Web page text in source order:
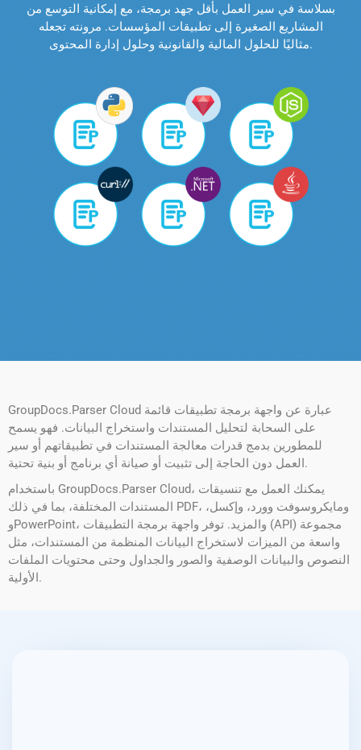
بسلاسة في سير العمل بأقل جهد برمجة، مع إمكانية التوسع من
المشاريع الصغيرة إلى تطبيقات المؤسسات. مرونته تجعله
مثاليًا للحلول المالية والقانونية وحلول إدارة المحتوى.
GroupDocs.Parser Cloud عبارة عن واجهة برمجة تطبيقات قائمة
على السحابة لتحليل المستندات واستخراج البيانات. فهو يسمح
للمطورين بدمج قدرات معالجة المستندات في تطبيقاتهم أو سير
العمل دون الحاجة إلى تثبيت أو صيانة أي برنامج أو بنية تحتية.
باستخدام GroupDocs.Parser Cloud، يمكنك العمل مع تنسيقات
المستندات المختلفة، بما في ذلك PDF، ومايكروسوفت وورد، وإكسل،
وPowerPoint، والمزيد. توفر واجهة برمجة التطبيقات (API) مجموعة
واسعة من الميزات لاستخراج البيانات المنظمة من المستندات، مثل
النصوص والبيانات الوصفية والصور والجداول وحتى محتويات الملفات
الأولية.